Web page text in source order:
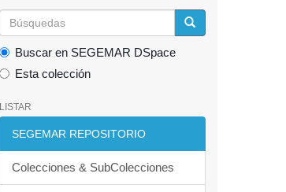
Buscar en SEGEMAR DSpace
Esta colección
LISTAR
SEGEMAR REPOSITORIO
Colecciones & SubColecciones